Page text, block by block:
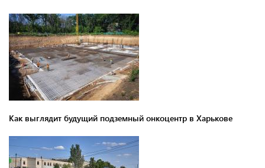
Как выглядит будущий подземный онкоцентр в Харькове